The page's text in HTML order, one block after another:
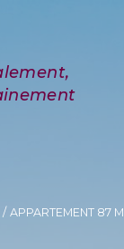
APPARTEMENT 87